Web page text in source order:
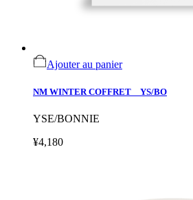
Ajouter au panier
NM WINTER COFFRET YS/BO
YSE/BONNIE
¥4,180